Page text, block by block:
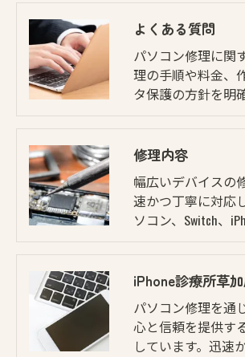
よくある質問
パソコン修理に関
理の手順や料金、
タ保護の方針を明
修理内容
幅広いデバイスの
速かつ丁寧に対応
ソコン、Switch、
iPhone診療所草
パソコン修理を通
心と信頼を提供す
しています。迅速